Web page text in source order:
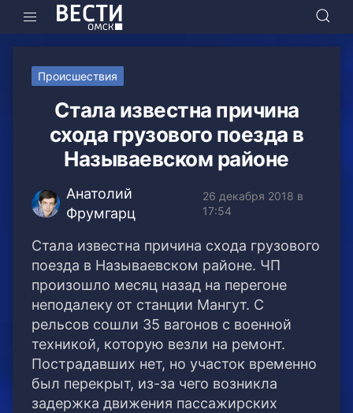
Происшествия
Стала известна причина
схода грузового поезда в
Называевском районе
Анатолий
Фрумгарц
26 декабря 2018 в
17:54
Стала известна причина схода грузового
поезда в Называевском районе. ЧП
произошло месяц назад на перегоне
неподалеку от станции Мангут. С
рельсов сошли 35 вагонов с военной
техникой, которую везли на ремонт.
Пострадавших нет, но участок временно
был перекрыт, из-за чего возникла
задержка движения пассажирских